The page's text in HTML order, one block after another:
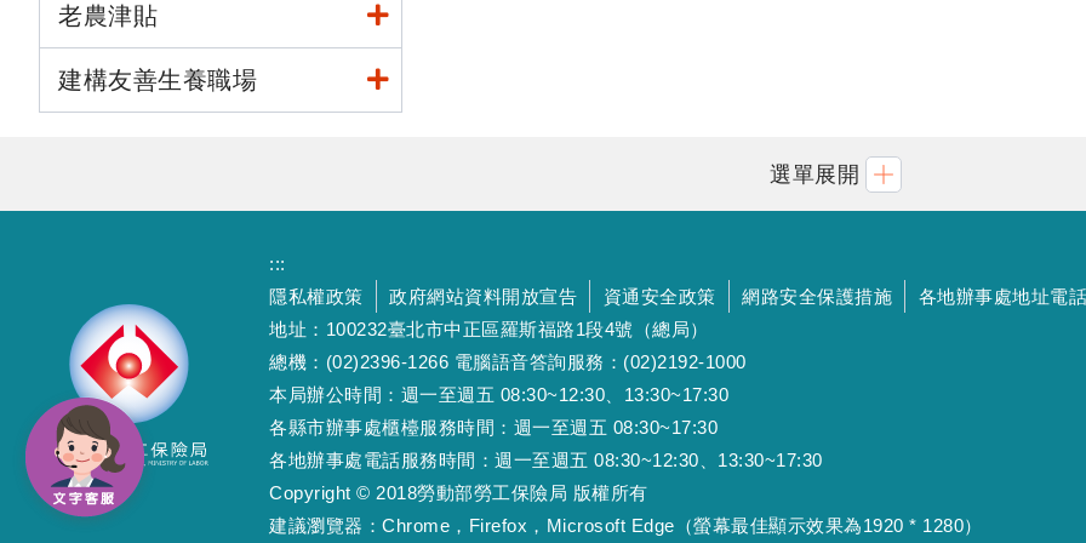
老農津貼
建構友善生養職場
選單展開
:::
隱私權政策
政府網站資料開放宣告 資通安全政策 網路安全保護措施
各地辦事處地址電話
地址：100232臺北市中正區羅斯福路1段4號（總局）
總機：(02)2396-1266 電腦語音答詢服務：(02)2192-1000
本局辦公時間：週一至週五 08:30~12:30、13:30~17:30
各縣市辦事處櫃檯服務時間：週一至週五 08:30~17:30
各地辦事處電話服務時間：週一至週五 08:30~12:30、13:30~17:30
Copyright © 2018勞動部勞工保險局 版權所有
建議瀏覽器：Chrome，Firefox，Microsoft Edge（螢幕最佳顯示效果為1920 * 1280）